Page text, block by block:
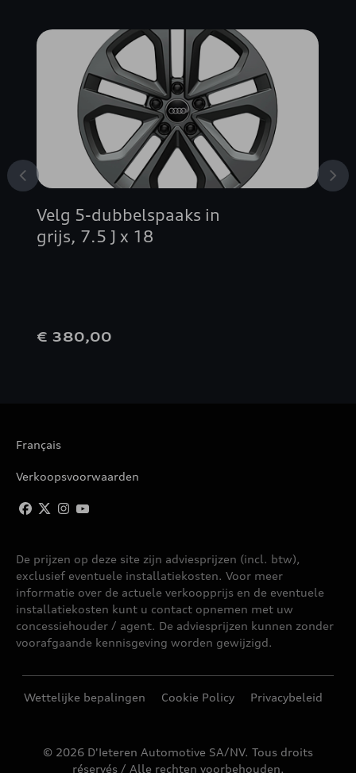
A6 SPORTBACK E-TRON
A7 SPORTBACK
A8
E-TRON
Q5
Q6 SPORTBACK E-TRON
Q7
Q8 SPORTBACK E-TRON
Velg 5-dubbelspaaks in
grijs, 7.5 J x 18
€ 380,00
Français
Verkoopsvoorwaarden
De prijzen op deze site zijn adviesprijzen (incl. btw),
exclusief eventuele installatiekosten. Voor meer
informatie over de actuele verkoopprijs en de eventuele
installatiekosten kunt u contact opnemen met uw
concessiehouder / agent. De adviesprijzen kunnen zonder
voorafgaande kennisgeving worden gewijzigd.
Wettelijke bepalingen Cookie Policy Privacybeleid
© 2026 D'Ieteren Automotive SA/NV. Tous droits
réservés / Alle rechten voorbehouden.